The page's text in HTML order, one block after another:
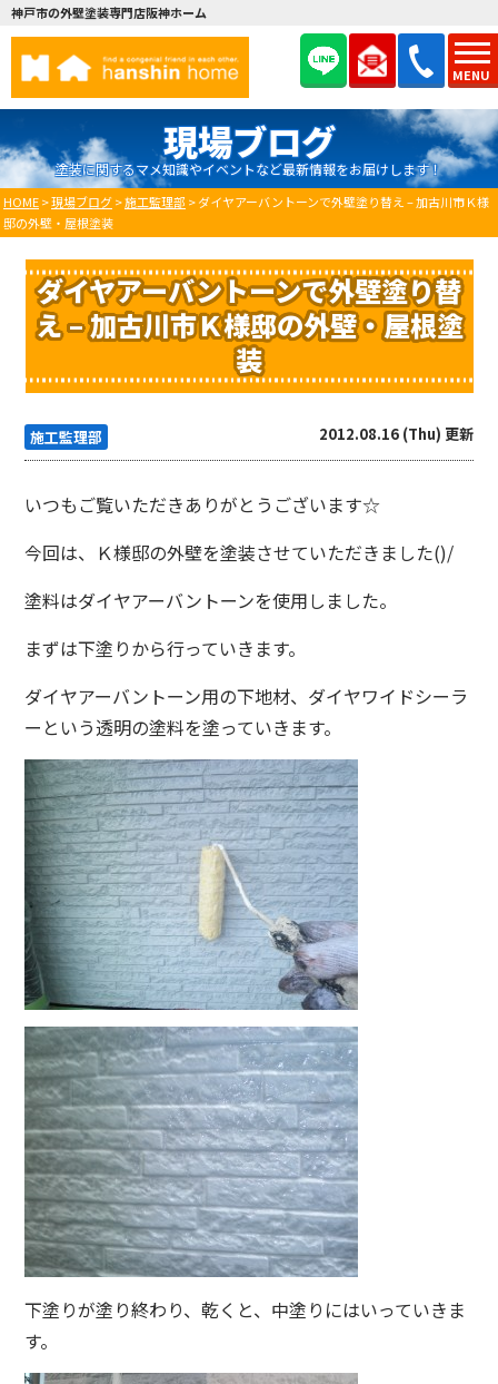
MENU
神戸市の外壁塗装専門店阪神ホーム
現場ブログ
塗装に関するマメ知識やイベントなど最新情報をお届けします！
HOME>現場ブログ>施工監理部 >ダイヤアーバントーンで外壁塗り替え – 加古川市Ｋ様
邸の外壁・屋根塗装
ダイヤアーバントーンで外壁塗り替
え – 加古川市Ｋ様邸の外壁・屋根塗
装
施工監理部 2012.08.16 (Thu) 更新
いつもご覧いただきありがとうございます☆
今回は、Ｋ様邸の外壁を塗装させていただきました()/
塗料はダイヤアーバントーンを使用しました。
まずは下塗りから行っていきます。
ダイヤアーバントーン用の下地材、ダイヤワイドシーラ
ーという透明の塗料を塗っていきます。
下塗りが塗り終わり、乾くと、中塗りにはいっていきま
す。